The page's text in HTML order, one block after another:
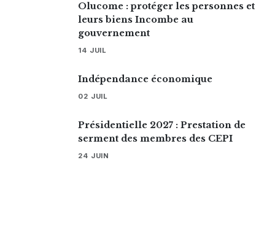
Olucome : protéger les personnes et
leurs biens Incombe au
gouvernement
14 JUIL
Indépendance économique
02 JUIL
Présidentielle 2027 : Prestation de
serment des membres des CEPI
24 JUIN